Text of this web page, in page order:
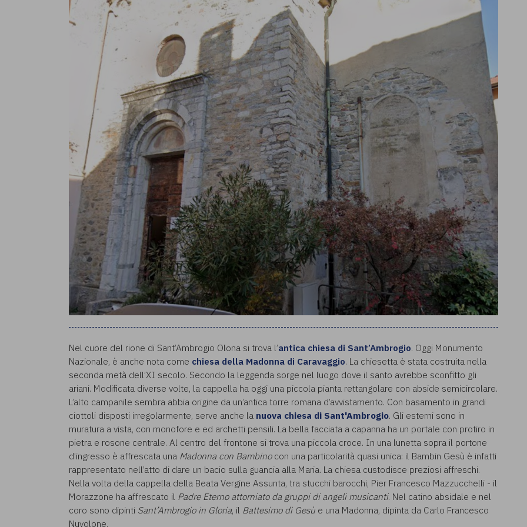
Nel cuore del rione di Sant’Ambrogio Olona si trova l’antica chiesa di Sant’Ambrogio. Oggi Monumento
Nazionale, è anche nota come chiesa della Madonna di Caravaggio. La chiesetta è stata costruita nella
seconda metà dell’XI secolo. Secondo la leggenda sorge nel luogo dove il santo avrebbe sconfitto gli
ariani. Modificata diverse volte, la cappella ha oggi una piccola pianta rettangolare con abside semicircolare.
L’alto campanile sembra abbia origine da un’antica torre romana d’avvistamento. Con basamento in grandi
ciottoli disposti irregolarmente, serve anche la nuova chiesa di Sant'Ambrogio. Gli esterni sono in
muratura a vista, con monofore e ed archetti pensili. La bella facciata a capanna ha un portale con protiro in
pietra e rosone centrale. Al centro del frontone si trova una piccola croce. In una lunetta sopra il portone
d’ingresso è affrescata una Madonna con Bambinocon una particolarità quasi unica: il Bambin Gesù è infatti
rappresentato nell’atto di dare un bacio sulla guancia alla Maria. La chiesa custodisce preziosi affreschi.
Nella volta della cappella della Beata Vergine Assunta, tra stucchi barocchi, Pier Francesco Mazzucchelli - il
Morazzone ha affrescato il Padre Eterno attorniato da gruppi di angeli musicanti. Nel catino absidale e nel
coro sono dipinti Sant’Ambrogio in Gloria, il Battesimo di Gesù e una Madonna, dipinta da Carlo Francesco
Nuvolone.